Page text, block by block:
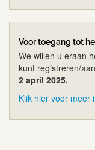
Voor toegang tot
We willen u eraan
kunt registreren/
2 april 2025.
Klik hier voor meer